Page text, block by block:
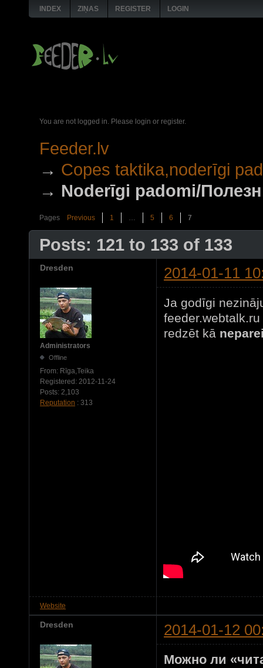
INDEX ZIŅAS REGISTER LOGIN
You are not logged in. Please login or register.
Feeder.lv
→ Copes taktika,noderīgi
→ Noderīgi padomi/
Pages Previous 1 … 5 6 7
Posts: 121 to 133 of 133
Dresden 2014-01-11
Administrators
Offline
From: Rīga,Teika
Registered: 2012-11-24
Posts: 2,103
Reputation : 313
Ja godīgi
redzēt kā
Website
Dresden 2014-01-12
Можно ли